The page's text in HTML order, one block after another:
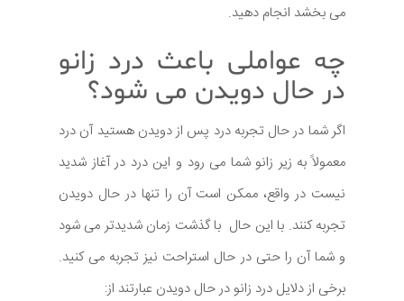
می بخشد انجام دهید.
چه عواملی باعث درد زانو
در حال دویدن می شود؟
اگر شما در حال تجربه درد پس از دویدن هستید آن درد
معمولاً به زیر زانو شما می رود و این درد در آغاز شدید
نیست در واقع، ممکن است آن را تنها در حال دویدن
تجربه کنند. با این حال با گذشت زمان شدیدتر می شود
و شما آن را حتی در حال استراحت نیز تجربه می کنید.
برخی از دلایل درد زانو در حال دویدن عبارتند از: